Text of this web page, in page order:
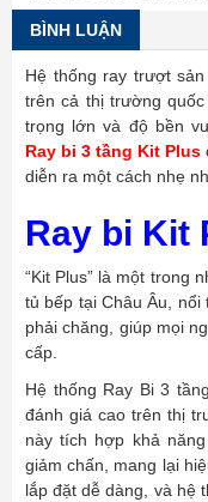
BÌNH LUẬN
Hệ thống ray trượt
trên cả thị trường
trọng lớn và độ bền
Ray bi 3 tầng Kit Plus
diễn ra một cách nhẹ
Ray bi Kit
“Kit Plus” là một trong
tủ bếp tại Châu Âu,
phải chăng, giúp mọi
cấp.
Hệ thống Ray Bi 3
đánh giá cao trên thị
này tích hợp khả
giảm chấn, mang lại
lắp đặt dễ dàng, và hệ